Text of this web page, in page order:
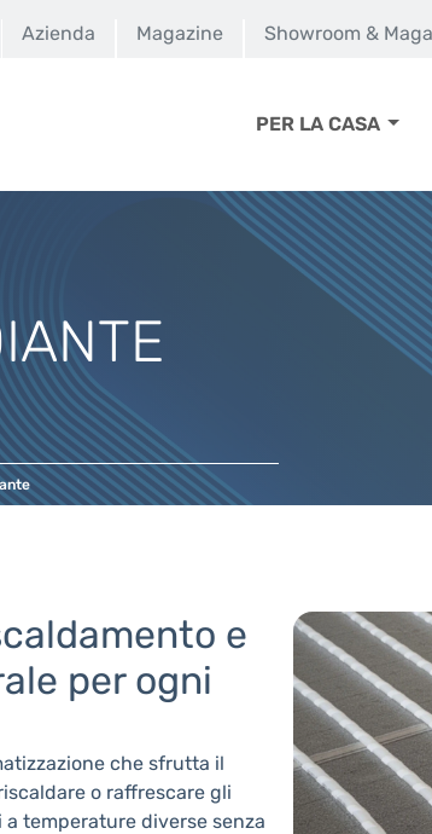
Azienda Magazine Showroom &
PER LA CASA
e
per ogni
che sfrutta il
o raffrescare gli
temperature diverse senza